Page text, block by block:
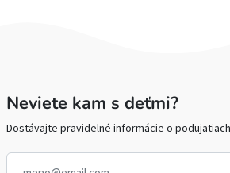
Neviete kam s deťmi?
Dostávajte pravidelné informácie o podujatiach